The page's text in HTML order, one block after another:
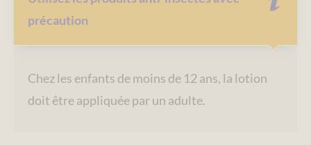
précaution
Chez les enfants de moins de 12 ans, la lotion
doit être appliquée par un adulte.